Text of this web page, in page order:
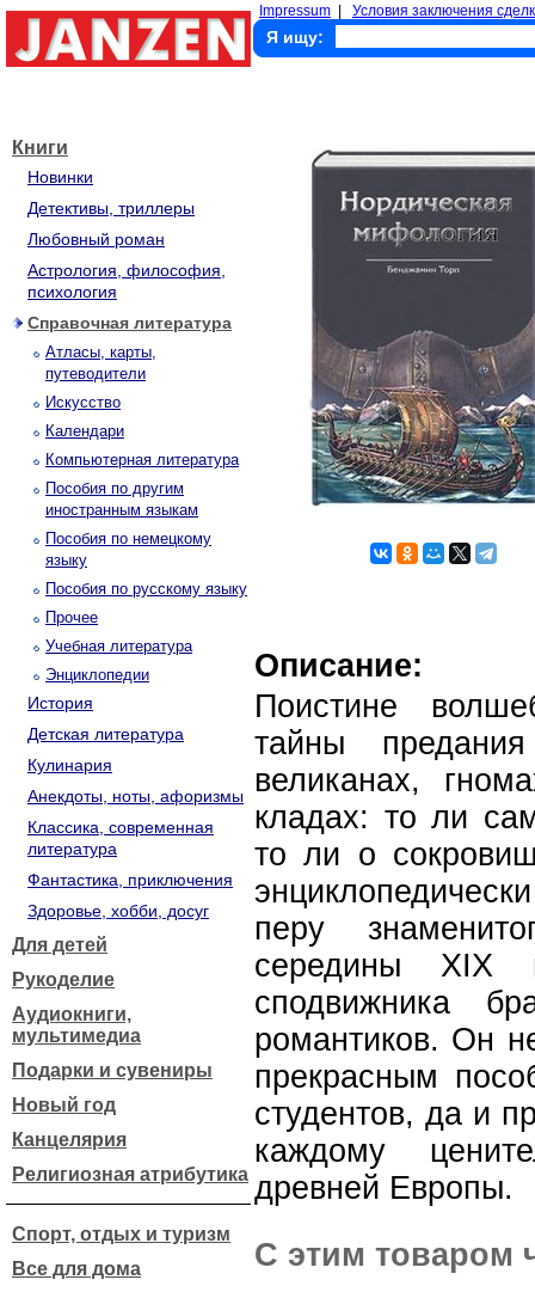
Impressum Условия заключения
Я ищу:
Книги
Новинки
Детективы, триллеры
Любовный роман
Астрология, философия,
психология
Справочная литература
Атласы, карты,
путеводители
Искусство
Календари
Компьютерная литература
Пособия по другим
иностранным языкам
Пособия по немецкому
языку
Пособия по русскому языку
Прочее
Учебная литература
Энциклопедии
История
Детская литература
Кулинария
Анекдоты, ноты, афоризмы
Классика, современная
литература
Фантастика, приключения
Здоровье, хобби, досуг
Для детей
Рукоделие
Аудиокниги,
мультимедиа
Подарки и сувениры
Новый год
Канцелярия
Религиозная атрибутика
Спорт, отдых и туризм
Все для дома
Описание:
Поистине
тайны
великанах,
кладах: то ли
то ли о
перу
середины XIX
сподвижника
романтиков. Он
прекрасным
студентов, да и
каждому
древней Европы.
С этим товаром